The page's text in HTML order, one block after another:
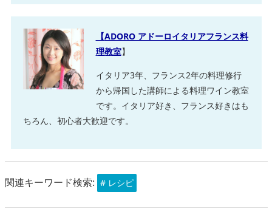
【ADORO アドーロイタリアフランス料
理教室】
イタリア3年、フランス2年の料理修行
から帰国した講師による料理ワイン教室
です。イタリア好き、フランス好きはも
ちろん、初心者大歓迎です。
関連キーワード検索: # レシピ